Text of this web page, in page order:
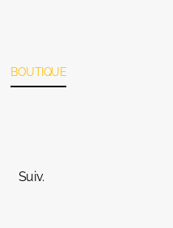
BOUTIQUE
Suiv.